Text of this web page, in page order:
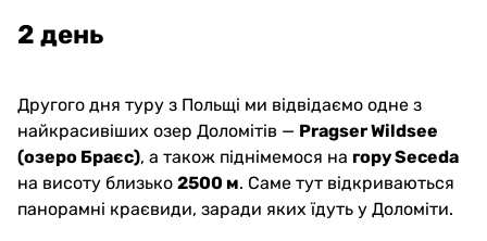
2 день
Другого дня туру з Польщі ми відвідаємо одне з
найкрасивіших озер Доломітів — Pragser Wildsee
(озеро Браєс), а також піднімемося на гору Seceda
на висоту близько 2500 м. Саме тут відкриваються
панорамні краєвиди, заради яких їдуть у Доломіти.